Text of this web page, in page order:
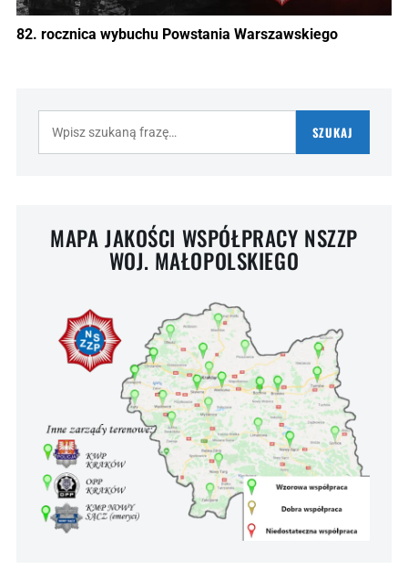
82. rocznica wybuchu Powstania Warszawskiego
SZUKAJ
MAPA JAKOŚCI WSPÓŁPRACY NSZZP
WOJ. MAŁOPOLSKIEGO